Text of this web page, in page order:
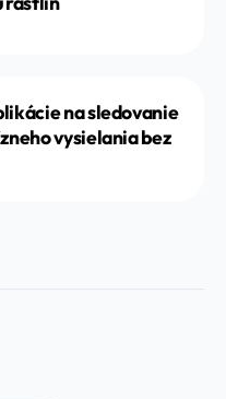
na sledovanie
vysielania bez